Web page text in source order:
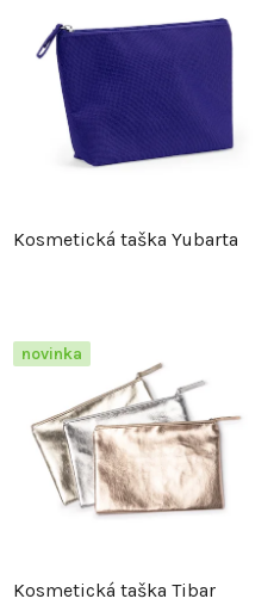
Kosmetická taška Yubarta
novinka
Kosmetická taška Tibar